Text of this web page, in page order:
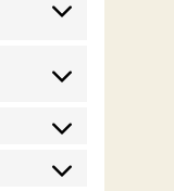
service
Consent
service
recaptcha
Consent
service
google-
Consent
Consent